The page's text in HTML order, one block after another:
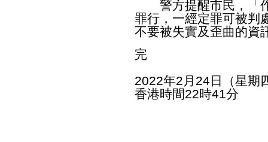
警方提醒市民，「作
罪行，一經定罪可被判
不要被失實及歪曲的資
完
2022年2月24日（星期
香港時間22時41分